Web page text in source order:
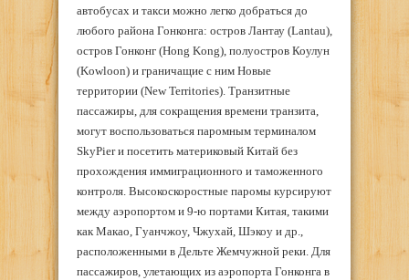
автобусах и такси можно легко добраться до
любого района Гонконга: остров Лантау (Lantau),
остров Гонконг (Hong Kong), полуостров Коулун
(Kowloon) и граничащие с ним Новые
территории (New Territories). Транзитные
пассажиры, для сокращения времени транзита,
могут воспользоваться паромным терминалом
SkyPier и посетить материковый Китай без
прохождения иммиграционного и таможенного
контроля. Высокоскоростные паромы курсируют
между аэропортом и 9-ю портами Китая, такими
как Макао, Гуанчжоу, Чжухай, Шэкоу и др.,
расположенными в Дельте Жемчужной реки. Для
пассажиров, улетающих из аэропорта Гонконга в